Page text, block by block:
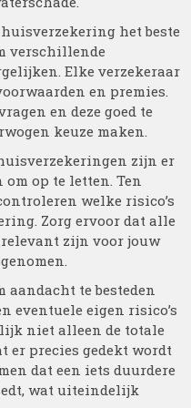
het beste
verschillende
Elke verzekeraar
en premies.
en deze goed te
keuze maken.
zijn er
op te letten. Ten
welke risico’s
Zorg ervoor dat alle
zijn voor jouw
te besteden
eventuele eigen risico’s
niet alleen de totale
er precies gedekt wordt
dat een iets duurdere
wat uiteindelijk